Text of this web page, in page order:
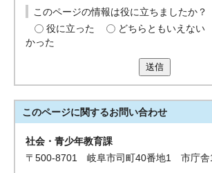
このページの情報は役に立ちましたか？
役に立った
どちらともいえない
かった
送信
このページに関するお問い合わせ
社会・青少年教育課
〒500-8701 岐阜市司町40番地1 市庁舎